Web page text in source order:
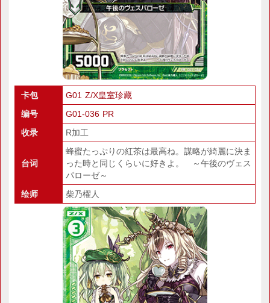
卡包
G01 Z/X皇室珍藏
编号
G01-036 PR
收录
R加工
台词
蜂蜜たっぷりの紅茶は最高ね。謀略が綺麗に決ま
った時と同じくらいに好きよ。 ～午後のヴェス
パローゼ～
绘师
柴乃櫂人